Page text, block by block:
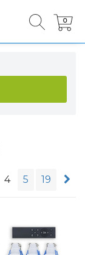
0
0
4 5 19